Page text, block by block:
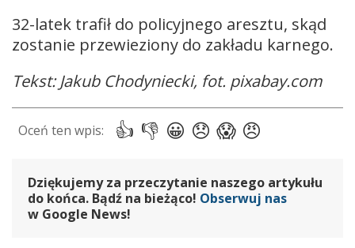
32-latek trafił do policyjnego aresztu, skąd
zostanie przewieziony do zakładu karnego.
Tekst: Jakub Chodyniecki, fot. pixabay.com
Dziękujemy za przeczytanie naszego artykułu
do końca. Bądź na bieżąco! Obserwuj nas
w Google News!